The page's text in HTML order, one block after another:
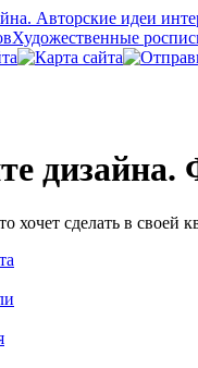
Художественные
дизайна.
хочет сделать в своей